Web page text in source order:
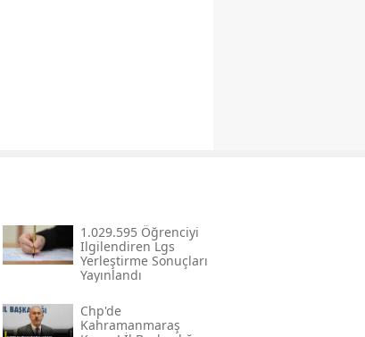
1.029.595 Öğrenciyi
Ilgilendiren Lgs
Yerleştirme Sonuçları
Yayınlandı
Chp'de
Kahramanmaraş